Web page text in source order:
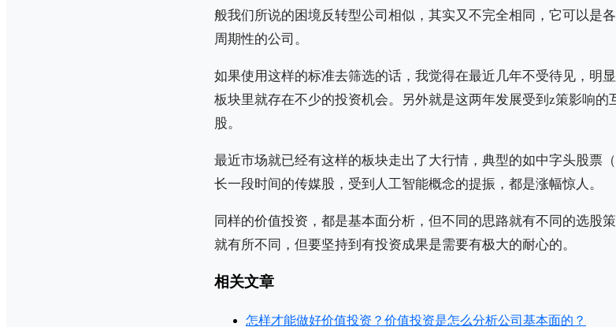
般我们所说的困境反转型公司相似，其实又不完全相同，它可以是
周期性的公司。
如果使用这样的标准去筛选的话，我觉得在最近几年不受待见，明
板块里就存在不少的投资机会。另外就是这两年发展受到z策影响
股。
最近市场就已经有这样的板块走出了大行情，典型的如中字头股票
长一段时间的传媒股，受到人工智能概念的提振，都是涨幅惊人。
同样的价值投资，都是基本面分析，但不同的思路就有不同的选股
就有所不同，但要坚持到有投资成果是需要有极大的耐心的。
相关文章
怎样才能做好价值投资？价值投资是怎么分析公司基本面的？